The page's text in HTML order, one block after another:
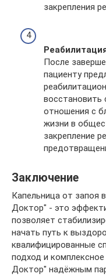
закрепления
После
пациенту
восстановить
отношения с
жизни в
закрепление
Заключение
Капельница от запоя
Доктор" - это
позволяет
начать путь к
квалифицированные
подход и
Доктор" надёжным